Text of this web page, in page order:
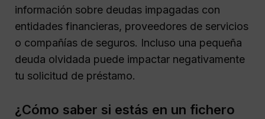
información sobre deudas impagadas con
entidades financieras, proveedores de servicios
o compañías de seguros. Incluso una pequeña
deuda olvidada puede impactar negativamente
tu solicitud de préstamo.
¿Cómo saber si estás en un fichero